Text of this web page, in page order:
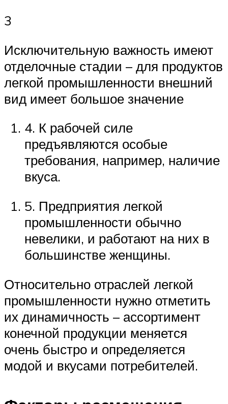
3
Исключительную важность имеют
отделочные стадии – для продуктов
легкой промышленности внешний
вид имеет большое значение
4. К рабочей силе
предъявляются особые
требования, например, наличие
вкуса.
5. Предприятия легкой
промышленности обычно
невелики, и работают на них в
большинстве женщины.
Относительно отраслей легкой
промышленности нужно отметить
их динамичность – ассортимент
конечной продукции меняется
очень быстро и определяется
модой и вкусами потребителей.